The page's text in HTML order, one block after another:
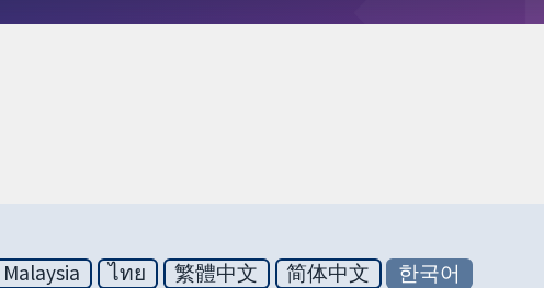
ไทย 繁體中文 简体中文 한국어